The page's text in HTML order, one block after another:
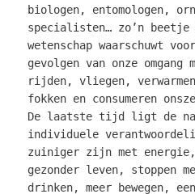
biologen, entomologen,
specialisten… zo’n beetje
wetenschap waarschuwt
gevolgen van onze omgang
rijden, vliegen,
fokken en consumeren
De laatste tijd ligt de
individuele
zuiniger zijn met
gezonder leven, stoppen
drinken, meer bewegen,